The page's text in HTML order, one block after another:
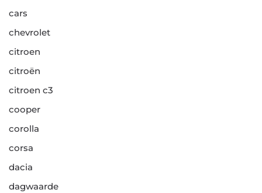
cars
chevrolet
citroen
citroën
citroen c3
cooper
corolla
corsa
dacia
dagwaarde